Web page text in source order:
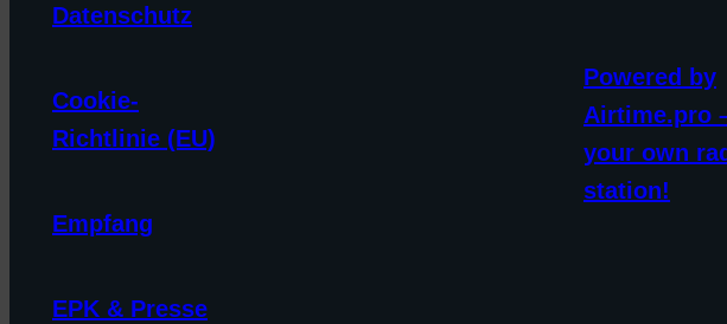
Datenschutz
Cookie-
Richtlinie (EU)
Empfang
EPK & Presse
Powered by
Airtime.pro
your own
station!